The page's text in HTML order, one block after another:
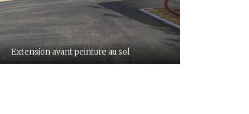
Extension avant peinture au sol